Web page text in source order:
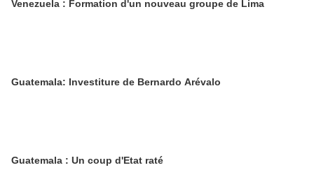
Venezuela : Formation d'un nouveau groupe de Lima
Guatemala: Investiture de Bernardo Arévalo
Guatemala : Un coup d'Etat raté